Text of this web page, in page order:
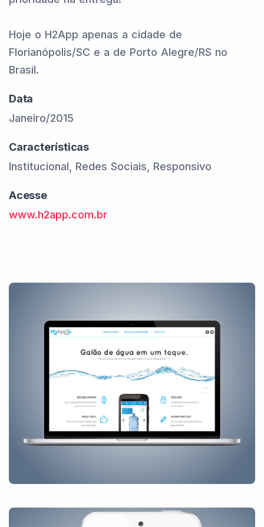
Hoje o H2App apenas a cidade de
Florianópolis/SC e a de Porto Alegre/RS no
Brasil.
Data
Janeiro/2015
Características
Institucional, Redes Sociais, Responsivo
Acesse
www.h2app.com.br